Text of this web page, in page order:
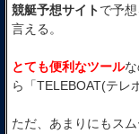
競艇予想サイトで予
言える。
とても便利なツール
ら「TELEBOAT(テレ
ただ、あまりにもス